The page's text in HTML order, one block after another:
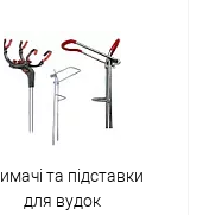
та підставки
для вудок